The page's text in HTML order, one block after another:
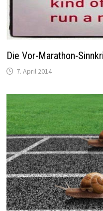
Die Vor-Marathon-
7. April 2014